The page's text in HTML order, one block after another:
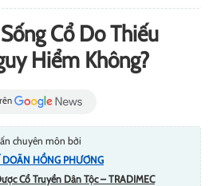
Cổ Do Thiếu
Hiểm Không?
chuyên môn bởi
DOÃN HỒNG PHƯƠNG
Cổ Truyền Dân Tộc – TRADIMEC